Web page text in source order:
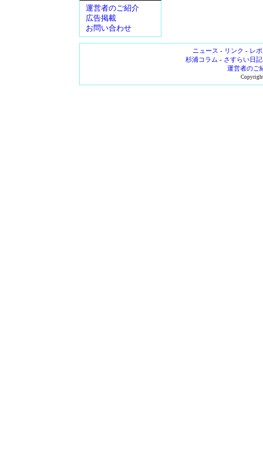
運営者のご紹介
広告掲載
お問い合わせ
ニュース - リンク - レ
杉浦コラム - さすらい日記
運営者のご